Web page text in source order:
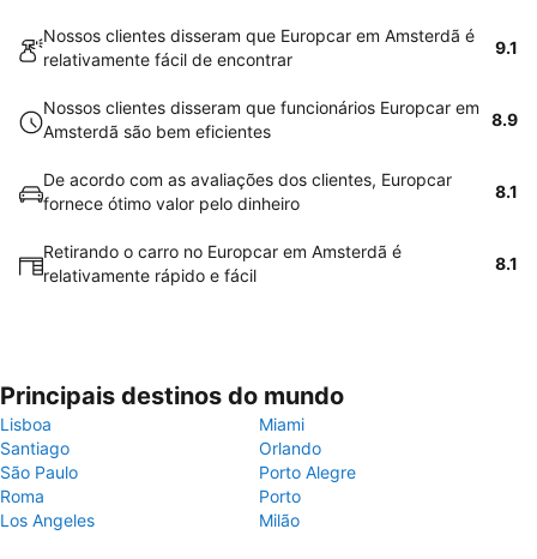
Nossos clientes disseram que Europcar em Amsterdã é
relativamente fácil de encontrar
9.1
Nossos clientes disseram que funcionários Europcar em
Amsterdã são bem eficientes
8.9
De acordo com as avaliações dos clientes, Europcar
fornece ótimo valor pelo dinheiro
8.1
Retirando o carro no Europcar em Amsterdã é
relativamente rápido e fácil
8.1
Principais destinos do mundo
Lisboa
Miami
Santiago
Orlando
São Paulo
Porto Alegre
Roma
Porto
Los Angeles
Milão